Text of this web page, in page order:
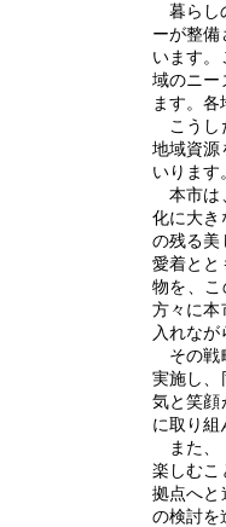
暮らし
ーが整
います
域のニー
ます。
こうし
地域資源
いります。
本市は
化に大き
の残る美
愛着とと
物を、
方々に本
入れな
その戦
実施し、
気と笑顔
に取り組
また、
楽しむこ
拠点へと
の検討を